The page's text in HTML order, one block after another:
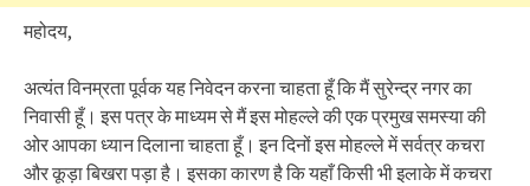
महोदय,
अत्यंत विनम्रता पूर्वक यह निवेदन करना चाहता हूँ कि मैं सुरेन्द्र नगर का
निवासी हूँ। इस पत्र के माध्यम से मैं इस मोहल्ले की एक प्रमुख समस्या की
ओर आपका ध्यान दिलाना चाहता हूँ। इन दिनों इस मोहल्ले में सर्वत्र कचरा
और कूड़ा बिखरा पड़ा है। इसका कारण है कि यहाँ किसी भी इलाके में कचरा